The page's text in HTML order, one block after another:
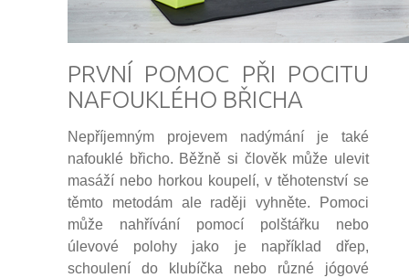
PRVNÍ POMOC PŘI POCITU
NAFOUKLÉHO BŘICHA
Nepříjemným projevem nadýmání je také
nafouklé břicho. Běžně si člověk může ulevit
masáží nebo horkou koupelí, v těhotenství se
těmto metodám ale raději vyhněte. Pomoci
může nahřívání pomocí polštářku nebo
úlevové polohy jako je například dřep,
schoulení do klubíčka nebo různé jógové